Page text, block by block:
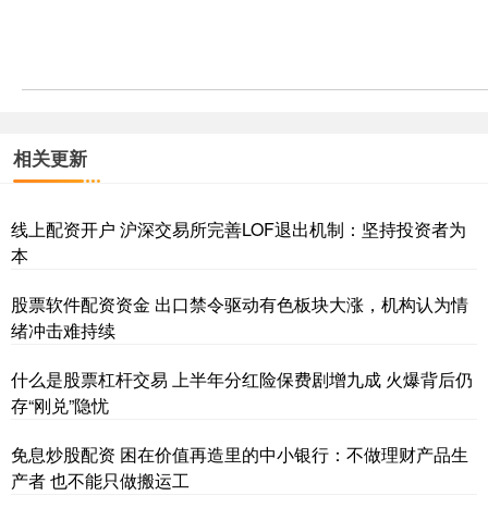
相关更新
线上配资开户 沪深交易所完善LOF退出机制：坚持投资者为
本
股票软件配资资金 出口禁令驱动有色板块大涨，机构认为情
绪冲击难持续
什么是股票杠杆交易 上半年分红险保费剧增九成 火爆背后仍
存“刚兑”隐忧
免息炒股配资 困在价值再造里的中小银行：不做理财产品生
产者 也不能只做搬运工